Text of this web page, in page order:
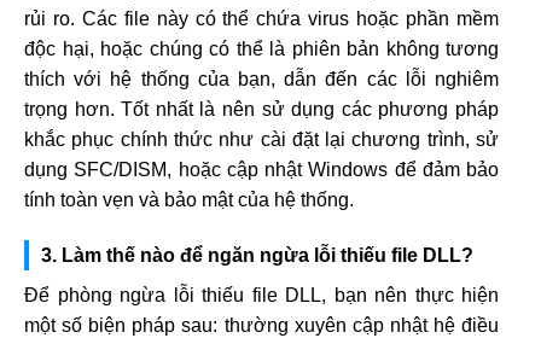
rủi ro. Các file này có thể chứa virus hoặc phần mềm
độc hại, hoặc chúng có thể là phiên bản không tương
thích với hệ thống của bạn, dẫn đến các lỗi nghiêm
trọng hơn. Tốt nhất là nên sử dụng các phương pháp
khắc phục chính thức như cài đặt lại chương trình, sử
dụng SFC/DISM, hoặc cập nhật Windows để đảm bảo
tính toàn vẹn và bảo mật của hệ thống.
3. Làm thế nào để ngăn ngừa lỗi thiếu file DLL?
Để phòng ngừa lỗi thiếu file DLL, bạn nên thực hiện
một số biện pháp sau: thường xuyên cập nhật hệ điều